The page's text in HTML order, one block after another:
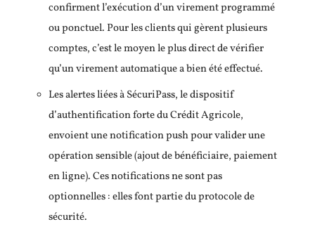
confirment l’exécution d’un virement programmé
ou ponctuel. Pour les clients qui gèrent plusieurs
comptes, c’est le moyen le plus direct de vérifier
qu’un virement automatique a bien été effectué.
Les alertes liées à SécuriPass, le dispositif
d’authentification forte du Crédit Agricole,
envoient une notification push pour valider une
opération sensible (ajout de bénéficiaire, paiement
en ligne). Ces notifications ne sont pas
optionnelles : elles font partie du protocole de
sécurité.